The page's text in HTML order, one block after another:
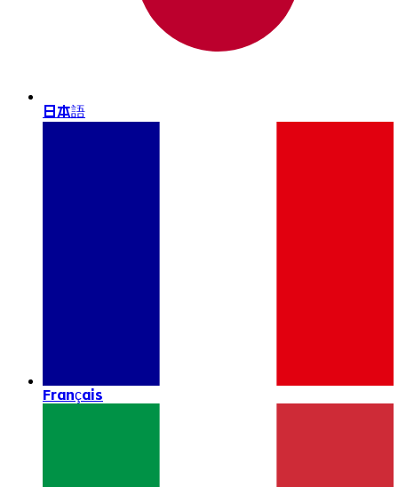
日本語
Français